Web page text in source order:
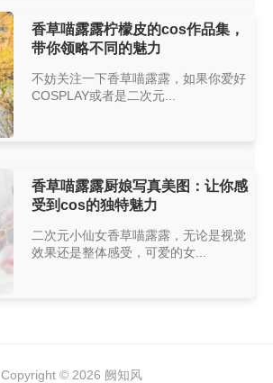
香草喵露露柠檬皮的cos作品集，
带你领略不同的魅力
不妨关注一下香草喵露露，如果你爱好
COSPLAY或者是二次元...
香草喵露露厨娘写真美图：让你感
受到cos的独特魅力
二次元小仙女香草喵露露，无论是视觉
效果还是整体感受，可爱的女...
Copyright © 2026 阙知风